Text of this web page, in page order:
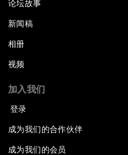
论坛故事
新闻稿
相册
视频
加入我们
登录
成为我们的合作伙伴
成为我们的会员